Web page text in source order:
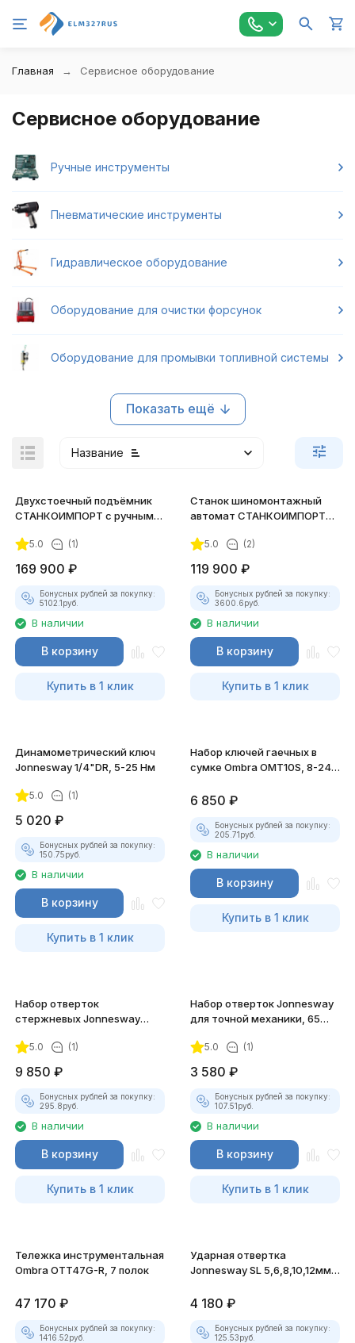
Главная Сервисное оборудование
Сервисное оборудование
Ручные инструменты
Пневматические инструменты
Гидравлическое оборудование
Оборудование для очистки форсунок
Оборудование для промывки топливной системы
Показать ещё
Название
Двухстоечный подъёмник
СТАНКОИМПОРТ с ручными
5.0 (1)
169 900 ₽
Бонусных рублей за покупку:
5102.1руб.
В наличии
В корзину
Купить в 1 клик
Станок шиномонтажный
автомат СТАНКОИМПОРТ
5.0 (2)
119 900 ₽
Бонусных рублей за покупку:
3600.6руб.
В наличии
В корзину
Купить в 1 клик
Динамометрический ключ
Jonnesway 1/4"DR, 5-25 Нм
5.0 (1)
5 020 ₽
Бонусных рублей за покупку:
150.75руб.
В наличии
В корзину
Купить в 1 клик
Набор ключей гаечных в
сумке Ombra OMT10S, 8-24
6 850 ₽
Бонусных рублей за покупку:
205.71руб.
В наличии
В корзину
Купить в 1 клик
Набор отверток
стержневых Jonnesway
5.0 (1)
9 850 ₽
Бонусных рублей за покупку:
295.8руб.
В наличии
В корзину
Купить в 1 клик
Набор отверток Jonnesway
для точной механики, 65
5.0 (1)
3 580 ₽
Бонусных рублей за покупку:
107.51руб.
В наличии
В корзину
Купить в 1 клик
Тележка инструментальная
Ombra OTT47G-R, 7 полок
47 170 ₽
Бонусных рублей за покупку:
1416.52руб.
Ударная отвертка
Jonnesway SL 5,6,8,10,12мм
предметов
4 180 ₽
Бонусных рублей за покупку:
125.53руб.